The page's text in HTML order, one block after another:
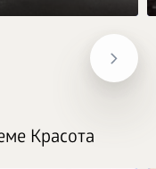
Красота